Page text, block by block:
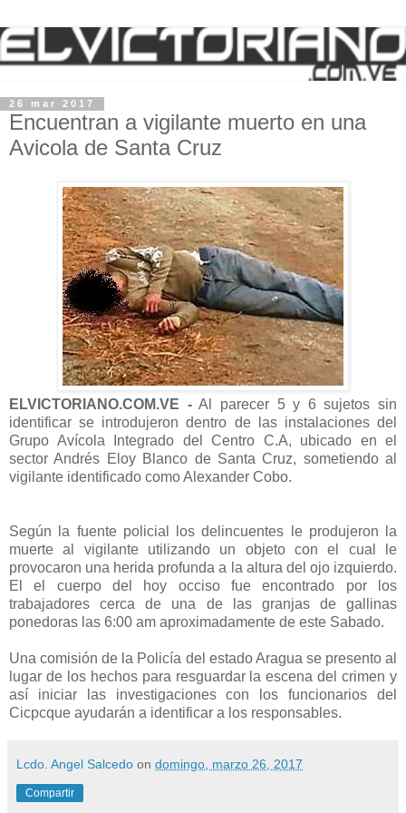
26 mar 2017
Encuentran a vigilante muerto en una
Avicola de Santa Cruz
ELVICTORIANO.COM.VE -Al parecer 5 y 6 sujetos sin
identificar se introdujeron dentro de las instalaciones del
Grupo Avícola Integrado del Centro C.A, ubicado en el
sector Andrés Eloy Blanco de Santa Cruz, sometiendo al
vigilante identificado como Alexander Cobo.
Según la fuente policial los delincuentes le produjeron la
muerte al vigilante utilizando un objeto con el cual le
provocaron una herida profunda a la altura del ojo izquierdo.
El el cuerpo del hoy occiso fue encontrado por los
trabajadores cerca de una de las granjas de gallinas
ponedoras las 6:00 am aproximadamente de este Sabado.
Una comisión de la Policía del estado Aragua se presento al
lugar de los hechos para resguardar la escena del crimen y
así iniciar las investigaciones con los funcionarios del
Cicpcque ayudarán a identificar a los responsables.
Lcdo. Angel Salcedo on domingo, marzo 26, 2017
Compartir